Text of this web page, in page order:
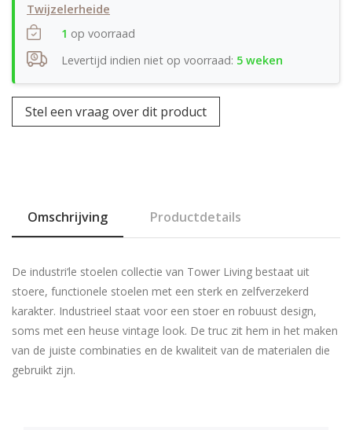
Twijzelerheide
1 op voorraad
Levertijd indien niet op voorraad: 5 weken
Stel een vraag over dit product
Omschrijving Productdetails
De industri‘le stoelen collectie van Tower Living bestaat uit
stoere, functionele stoelen met een sterk en zelfverzekerd
karakter. Industrieel staat voor een stoer en robuust design,
soms met een heuse vintage look. De truc zit hem in het maken
van de juiste combinaties en de kwaliteit van de materialen die
gebruikt zijn.